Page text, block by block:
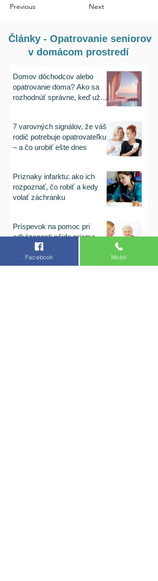
Previous Next
Články - Opatrovanie seniorov
v domácom prostredí
Domov dôchodcov alebo
opatrovanie doma? Ako sa
rozhodnúť správne, keď už
7 varovných signálov, že váš
rodič potrebuje opatrovateľku
– a čo urobiť ešte dnes
Príznaky infarktu: ako ich
rozpoznať, čo robiť a kedy
volať záchranku
Príspevok na pomoc pri
odkázanosti pôjde priamo
odkázanej osobe, zákon
schválený.
Facebook Mobil